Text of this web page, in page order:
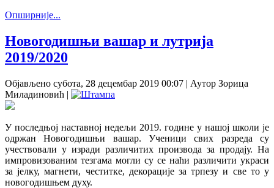
Опширније...
Новогодишњи вашар и лутрија
2019/2020
Објављено субота, 28 децембар 2019 00:07 | Аутор Зорица
Миладиновић |
У последњој наставној недељи 2019. године у нашој школи је
одржан Новогодишњи вашар. Ученици свих разреда су
учествовали у изради различитих производа за продају. На
импровизованим тезгама могли су се наћи различити украси
за јелку, магнети, честитке, декорације за трпезу и све то у
новогодишњем духу.